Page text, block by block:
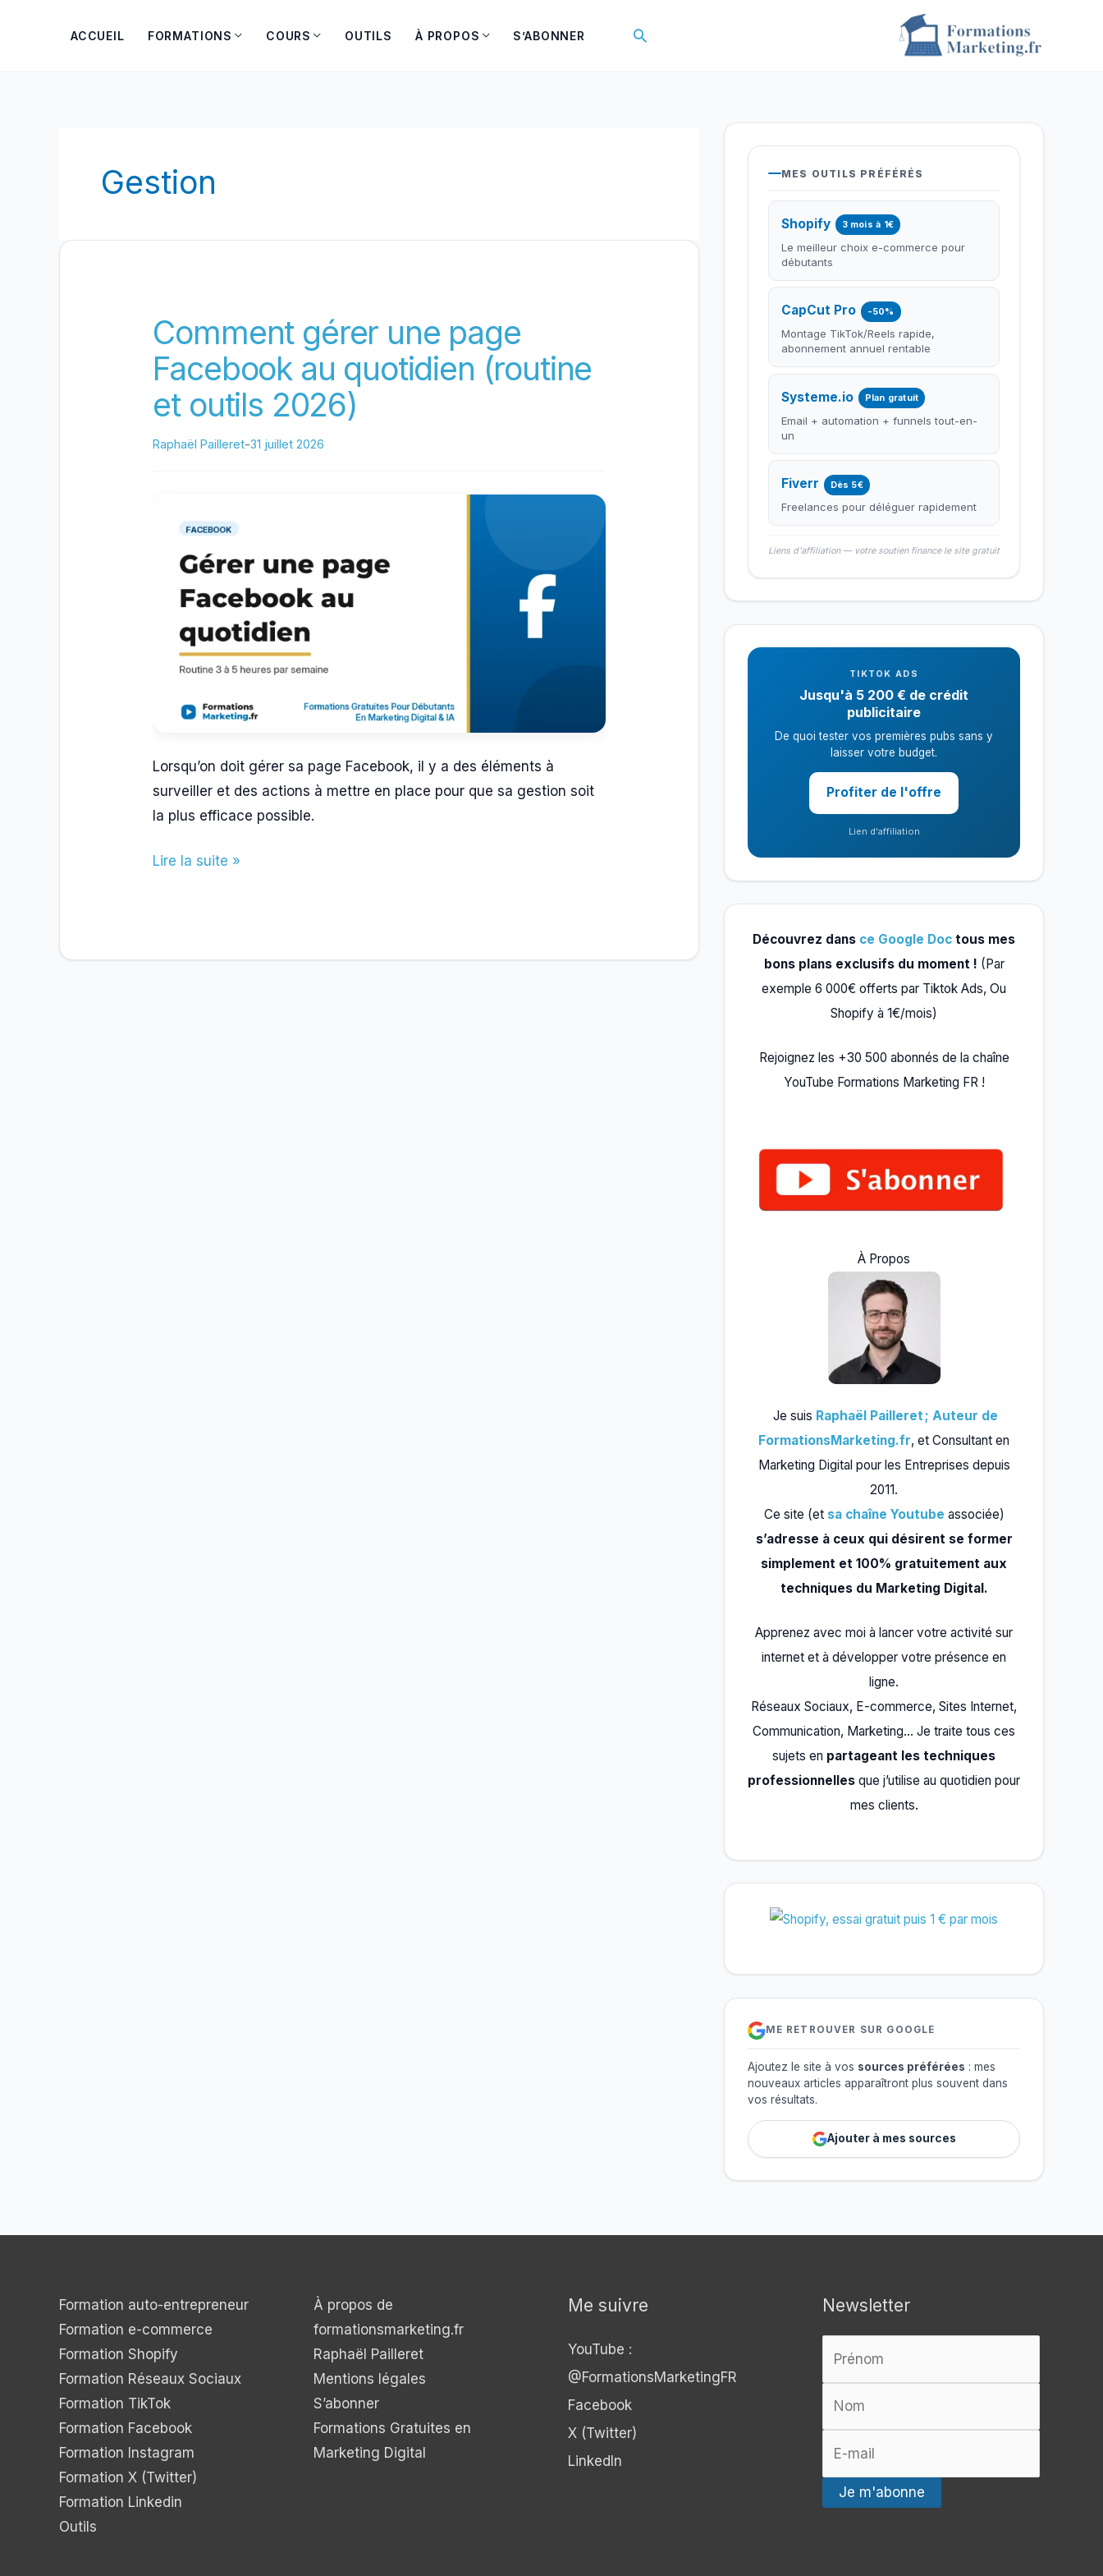
ACCUEIL FORMATIONS COURS OUTILS À PROPOS S’ABONNER Rechercher
Gestion
Comment gérer une page
Facebook au quotidien (routine
et outils 2026)
Raphaël Pailleret-31 juillet 2026
Lorsqu’on doit gérer sa page Facebook, il y a des éléments à
surveiller et des actions à mettre en place pour que sa gestion soit
la plus efficace possible.
Comment
Facebook
Lire la suite »
MES OUTILS PRÉFÉRÉS
Shopify 3 mois à 1€
Le meilleur choix e-commerce pour
débutants
CapCut Pro -50%
Montage TikTok/Reels rapide,
abonnement annuel rentable
Systeme.io Plan gratuit
Email + automation + funnels tout-en-
un
Fiverr Dès 5€
Freelances pour déléguer rapidement
Liens d'affiliation — votre soutien finance le site gratuit
TIKTOK ADS
Jusqu'à 5 200 € de crédit
publicitaire
De quoi tester vos premières pubs sans y
laisser votre budget.
Profiter de l'offre
Lien d'affiliation
Découvrez dans ce Google Doc tous mes
bons plans exclusifs du moment ! (Par
exemple 6 000€ offerts par Tiktok Ads, Ou
Shopify à 1€/mois)
Rejoignez les +30 500 abonnés de la chaîne
YouTube Formations Marketing FR !
À Propos
Je suis Raphaël Pailleret ; Auteur de
FormationsMarketing.fr, et Consultant en
Marketing Digital pour les Entreprises depuis
2011.
Ce site (et sa chaîne Youtube associée)
s’adresse à ceux qui désirent se former
simplement et 100% gratuitement aux
techniques du Marketing Digital.
Apprenez avec moi à lancer votre activité sur
internet et à développer votre présence en
ligne.
Réseaux Sociaux, E-commerce, Sites Internet,
Communication, Marketing… Je traite tous ces
sujets en partageant les techniques
professionnelles que j’utilise au quotidien pour
mes clients.
ME RETROUVER SUR GOOGLE
Ajoutez le site à vos sources préférées : mes
nouveaux articles apparaîtront plus souvent dans
vos résultats.
Ajouter à mes sources
Formation auto-entrepreneur
Formation e-commerce
Formation Shopify
Formation Réseaux Sociaux
Formation TikTok
Formation Facebook
Formation Instagram
Formation X (Twitter)
Formation Linkedin
Outils
À propos de
formationsmarketing.fr
Raphaël Pailleret
Mentions légales
S’abonner
Formations Gratuites en
Marketing Digital
Me suivre
YouTube :
@FormationsMarketingFR
Facebook
X (Twitter)
LinkedIn
Newsletter